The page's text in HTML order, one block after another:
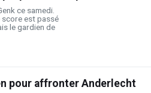
ce samedi.
score est passé
le gardien de
pour affronter Anderlecht